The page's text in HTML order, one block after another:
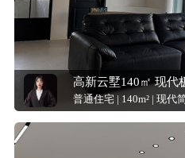
高新云墅140㎡ 现代
普通住宅 | 140m² | 现代